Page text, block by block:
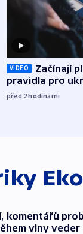
VIDEO
Začínají
pravidla pro
před 2hodinami
komentářů
vlny veder